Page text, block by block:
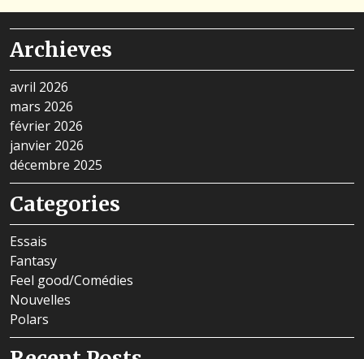
Archieves
avril 2026
mars 2026
février 2026
janvier 2026
décembre 2025
Categories
Essais
Fantasy
Feel good/Comédies
Nouvelles
Polars